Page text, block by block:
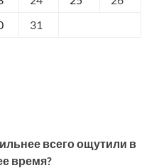
31
всего ощутили в
время?